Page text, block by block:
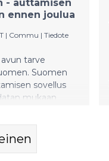
- auttamisen
ennen joulua
| Commu | Tiedote
tarve
Suomen
sovellus
mukaan
aikana. Pyynnöt
apuun, lasten